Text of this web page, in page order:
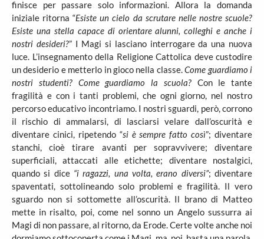
finisce per passare solo informazioni. Allora la domanda
iniziale ritorna “Esiste un cielo da scrutare nelle nostre scuole?
Esiste una stella capace di orientare alunni, colleghi e anche i
nostri desideri?” I Magi si lasciano interrogare da una nuova
luce. L’insegnamento della Religione Cattolica deve custodire
un desiderio e metterlo in gioco nella classe.Come guardiamo i
nostri studenti? Come guardiamo la scuola?Con le tante
fragilità e con i tanti problemi, che ogni giorno, nel nostro
percorso educativo incontriamo. I nostri sguardi, però, corrono
il rischio di ammalarsi, di lasciarsi velare dall’oscurità e
diventare cinici, ripetendo “si è sempre fatto così”; diventare
stanchi, cioè tirare avanti per sopravvivere; diventare
superficiali, attaccati alle etichette; diventare nostalgici,
quando si dice “i ragazzi, una volta, erano diversi”; diventare
spaventati, sottolineando solo problemi e fragilità. Il vero
sguardo non si sottomette all’oscurità. Il brano di Matteo
mette in risalto, poi, come nel sonno un Angelo sussurra ai
Magi di non passare, al ritorno, da Erode. Certe volte anche noi